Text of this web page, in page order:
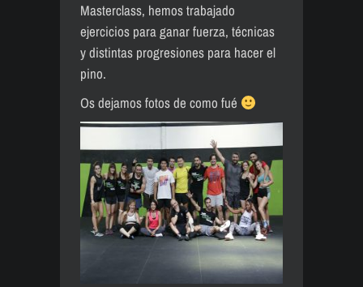
Masterclass, hemos trabajado
ejercicios para ganar fuerza, técnicas
y distintas progresiones para hacer el
pino.
Os dejamos fotos de como fué